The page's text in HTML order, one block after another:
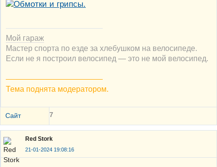
Мой гараж
Мастер спорта по езде за хлебушком на велосипеде.
Если не я построил велосипед — это не мой велосипед.
Тема поднята модератором.
Сайт 7
Red Stork
21-01-2024 19:08:16